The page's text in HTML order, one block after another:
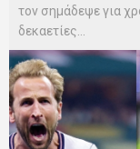
τον σημάδεψε για
δεκαετίες...